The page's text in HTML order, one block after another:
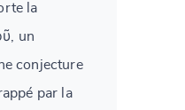
la
un
conjecture
par la